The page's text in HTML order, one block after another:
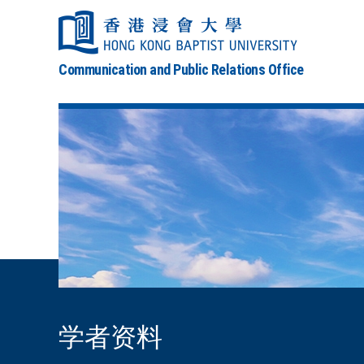
Communication and Public Relations Office
学者资料